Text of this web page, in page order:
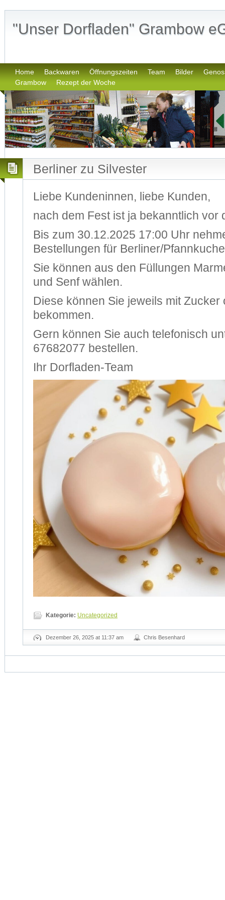
"Unser Dorfladen" Grambow
Home Backwaren Öffnungszeiten Team Bilder
Grambow
Rezept der Woche
Berliner zu Silvester
Liebe Kundeninnen, liebe Kunden,
nach dem Fest ist ja bekanntlich
Bis zum 30.12.2025 17:00 Uhr
Bestellungen für Berliner/
Sie können aus den Füllungen
und Senf wählen.
Diese können Sie jeweils mit Zucker
bekommen.
Gern können Sie auch telefonisch
67682077 bestellen.
Ihr Dorfladen-Team
Kategorie: Uncategorized
Dezember 26, 2025 at 11:37 am Chris Besenhard